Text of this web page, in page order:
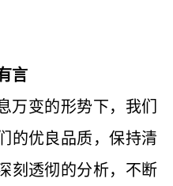
言
万变的形势下，我们
的优良品质，保持清
刻透彻的分析，不断